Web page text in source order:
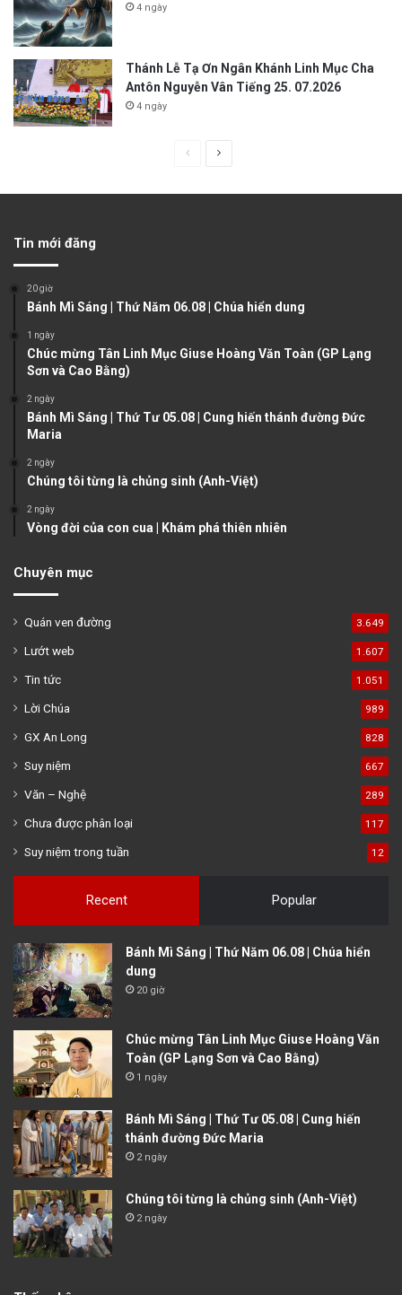
4 ngày
Thánh Lễ Tạ Ơn Ngân Khánh Linh Mục Cha
Antôn Nguyễn Vân Tiếng 25. 07.2026
4 ngày
u
p
g
Tin mới đăng
20 giờ
Bánh Mì Sáng | Thứ Năm 06.08 | Chúa hiển dung
1 ngày
Chúc mừng Tân Linh Mục Giuse Hoàng Văn Toàn (GP Lạng
Sơn và Cao Bằng)
2 ngày
Bánh Mì Sáng | Thứ Tư 05.08 | Cung hiến thánh đường Đức
Maria
2 ngày
Chúng tôi từng là chủng sinh (Anh-Việt)
2 ngày
Vòng đời của con cua | Khám phá thiên nhiên
Chuyên mục
Quán ven đường 3.649
Lướt web 1.607
Tin tức 1.051
Lời Chúa 989
GX An Long 828
Suy niệm 667
Văn – Nghệ 289
Chưa được phân loại 117
Suy niệm trong tuần 12
Recent Popular
Bánh Mì Sáng | Thứ Năm 06.08 | Chúa hiển
dung
20 giờ
Chúc mừng Tân Linh Mục Giuse Hoàng Văn
Toàn (GP Lạng Sơn và Cao Bằng)
1 ngày
Bánh Mì Sáng | Thứ Tư 05.08 | Cung hiến
thánh đường Đức Maria
2 ngày
Chúng tôi từng là chủng sinh (Anh-Việt)
2 ngày